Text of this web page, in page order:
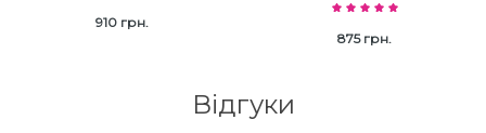
910 грн.
875 грн.
Відгуки